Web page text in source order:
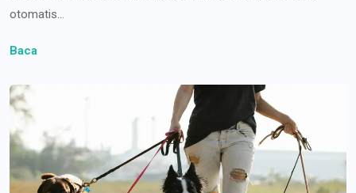
otomatis...
Baca